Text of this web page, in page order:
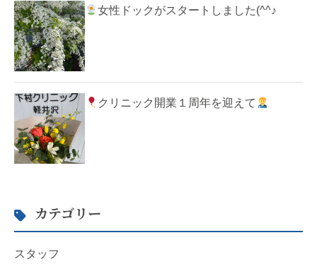
女性ドックがスタートしました(^^♪
クリニック開業１周年を迎えて
カテゴリー
スタッフ